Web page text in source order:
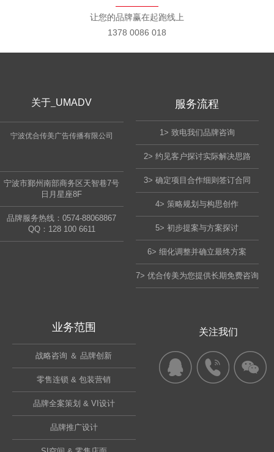
让您的品牌赢在起跑线上
1378 0086 018
关于_ UMADV
宁波优合传美广告传播有限公司
宁波市鄞州南部商务区天智巷7号
日月星座8F
品牌服务热线：0574-88068867
QQ： 128 100 6611
服务流程
1> 致电我们品牌咨询
2> 约见客户探讨实际解决思路
3> 确定项目合作细则签订合同
4> 策略规划与构思创作
5> 初步提案与方案探讨
6> 细化调整并确立最终方案
7> 优合传美为您提供长期免费咨询
业务范围
战略咨询 ＆ 品牌创新
零售连锁 & 包装营销
品牌全案策划 & VI设计
品牌推广设计
关注我们